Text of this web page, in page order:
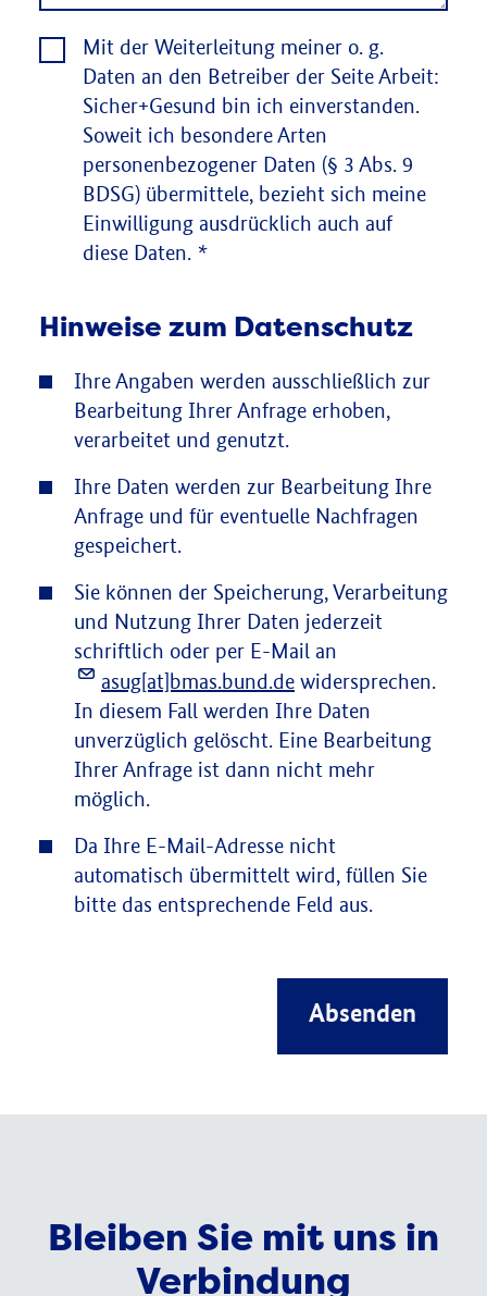
Mit der Weiterleitung meiner o. g.
Daten an den Betreiber der Seite Arbeit:
Sicher+Gesund bin ich einverstanden.
Soweit ich besondere Arten
personenbezogener Daten (§ 3 Abs. 9
BDSG) übermittele, bezieht sich meine
Einwilligung ausdrücklich auch auf
diese Daten. *
Hinweise zum Datenschutz
Ihre Angaben werden ausschließlich zur
Bearbeitung Ihrer Anfrage erhoben,
verarbeitet und genutzt.
Ihre Daten werden zur Bearbeitung Ihre
Anfrage und für eventuelle Nachfragen
gespeichert.
Sie können der Speicherung, Verarbeitung
und Nutzung Ihrer Daten jederzeit
schriftlich oder per E-Mail an
asug[at]bmas.bund.de widersprechen.
In diesem Fall werden Ihre Daten
unverzüglich gelöscht. Eine Bearbeitung
Ihrer Anfrage ist dann nicht mehr
möglich.
Da Ihre E-Mail-Adresse nicht
automatisch übermittelt wird, füllen Sie
bitte das entsprechende Feld aus.
Absenden
Bleiben Sie mit uns in
Verbindung